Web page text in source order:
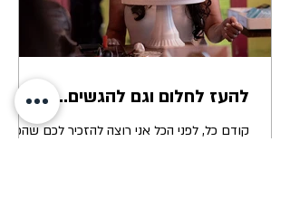
להעז לחלום וגם להגשים...
קודם כל, לפני הכל אני רוצה להזכיר לכם שהכל